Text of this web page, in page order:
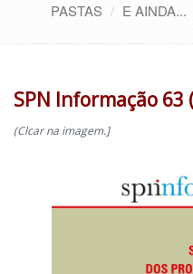
PASTAS E AINDA...
SPN Informação 63
(Clcar na imagem.]